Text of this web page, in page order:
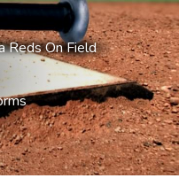
Reds On Field